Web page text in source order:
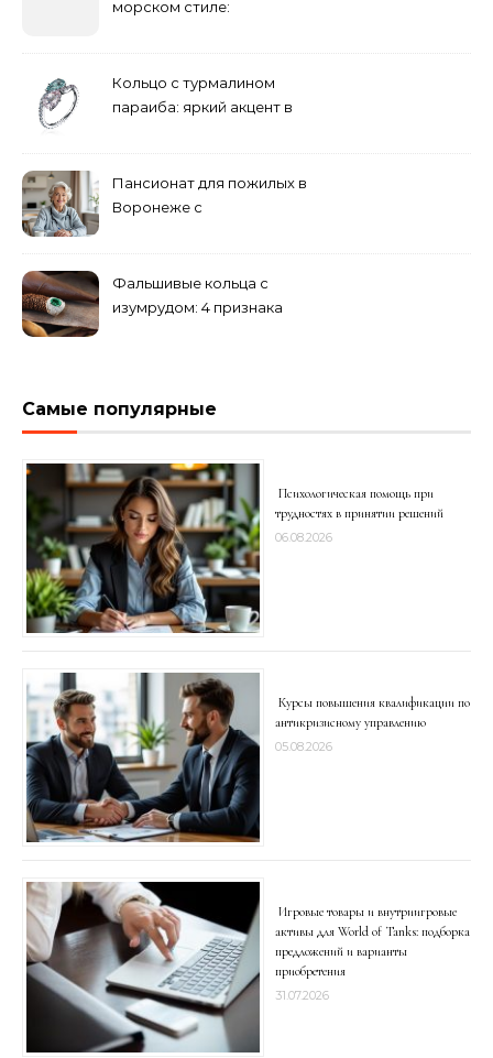
морском стиле:
Кольцо с турмалином
параиба: яркий акцент в
Пансионат для пожилых в
Воронеже с
Фальшивые кольца с
изумрудом: 4 признака
Самые популярные
Психологическая помощь при
трудностях в принятии решений
06.08.2026
Курсы повышения квалификации по
антикризисному управлению
05.08.2026
Игровые товары и внутриигровые
активы для World of Tanks: подборка
предложений и варианты
приобретения
31.07.2026